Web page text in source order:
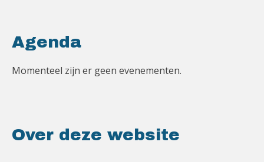
Agenda
Momenteel zijn er geen evenementen.
Over deze website